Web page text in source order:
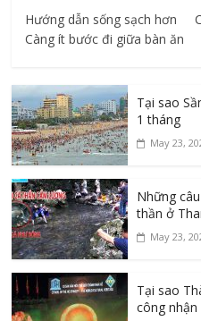
Hướng dẫn sống sạch hơn
Càng ít bước đi giữa bàn ăn
Tại sao
1 tháng
May 23,
Những
thần ở
May 23,
Tại sao
công nhận